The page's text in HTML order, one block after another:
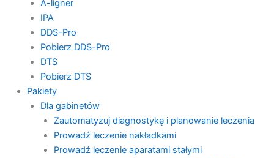
A-ligner
IPA
DDS-Pro
Pobierz DDS-Pro
DTS
Pobierz DTS
Pakiety
Dla gabinetów
Zautomatyzuj diagnostykę i planowanie leczenia
Prowadź leczenie nakładkami
Prowadź leczenie aparatami stałymi